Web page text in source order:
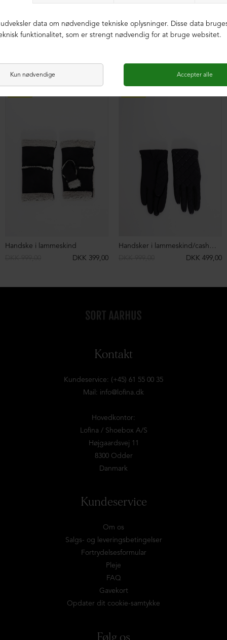
Handske i lammeskind
Handske i lammeskind
DKK 399,00
Handsker i lammeskind/cashmere
DKK 499,00
Kontakt
Kundeservice: (+45) 61 55 00 35
Mail: info@lofina.dk
Hovedkontor:
Lofina / Shoebox A/S
Højgaardsvej 11
8300 Odder
Danmark
Kundeservice
Om os
Salgs- og leveringsbetingelser
Fortrydelsesformular
Pleje
FAQ
Gavekort
Opdater dit cookie-samtykke
Følg os